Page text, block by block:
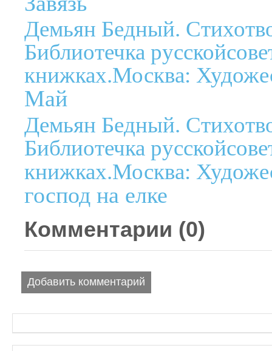
Демьян Бедный.
Библиотечка
книжках.Москва:
Май
Демьян Бедный.
Библиотечка
книжках.Москва:
господ на елке
Комментарии (0)
Добавить комментарий